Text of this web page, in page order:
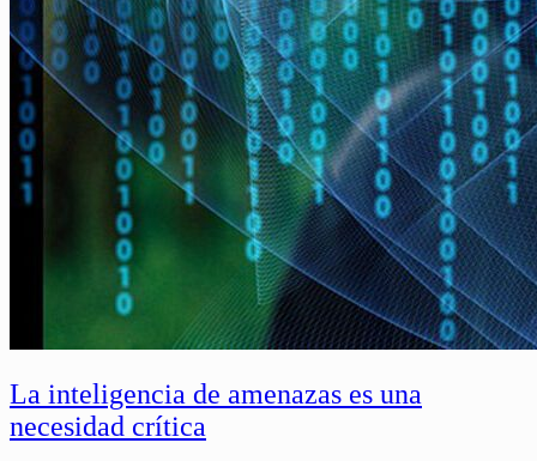
La inteligencia de amenazas es una
necesidad crítica